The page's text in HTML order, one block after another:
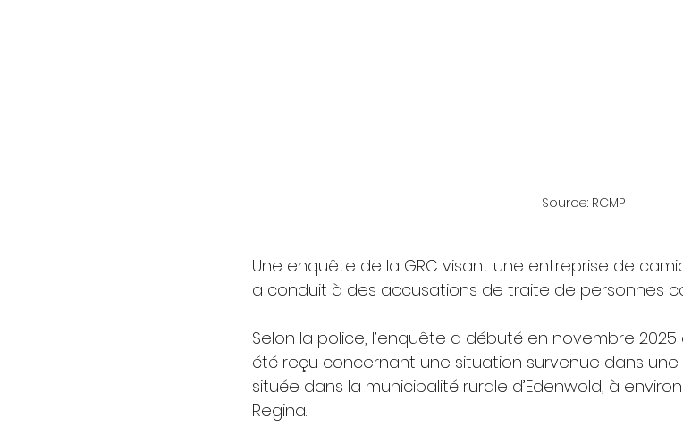
Source: RCMP
Une enquête de la GRC visant une entreprise de
a conduit à des accusations de traite de personnes
Selon la police, l’enquête a débuté en novembre
été reçu concernant une situation survenue dans
située dans la municipalité rurale d’Edenwold, à
Regina.